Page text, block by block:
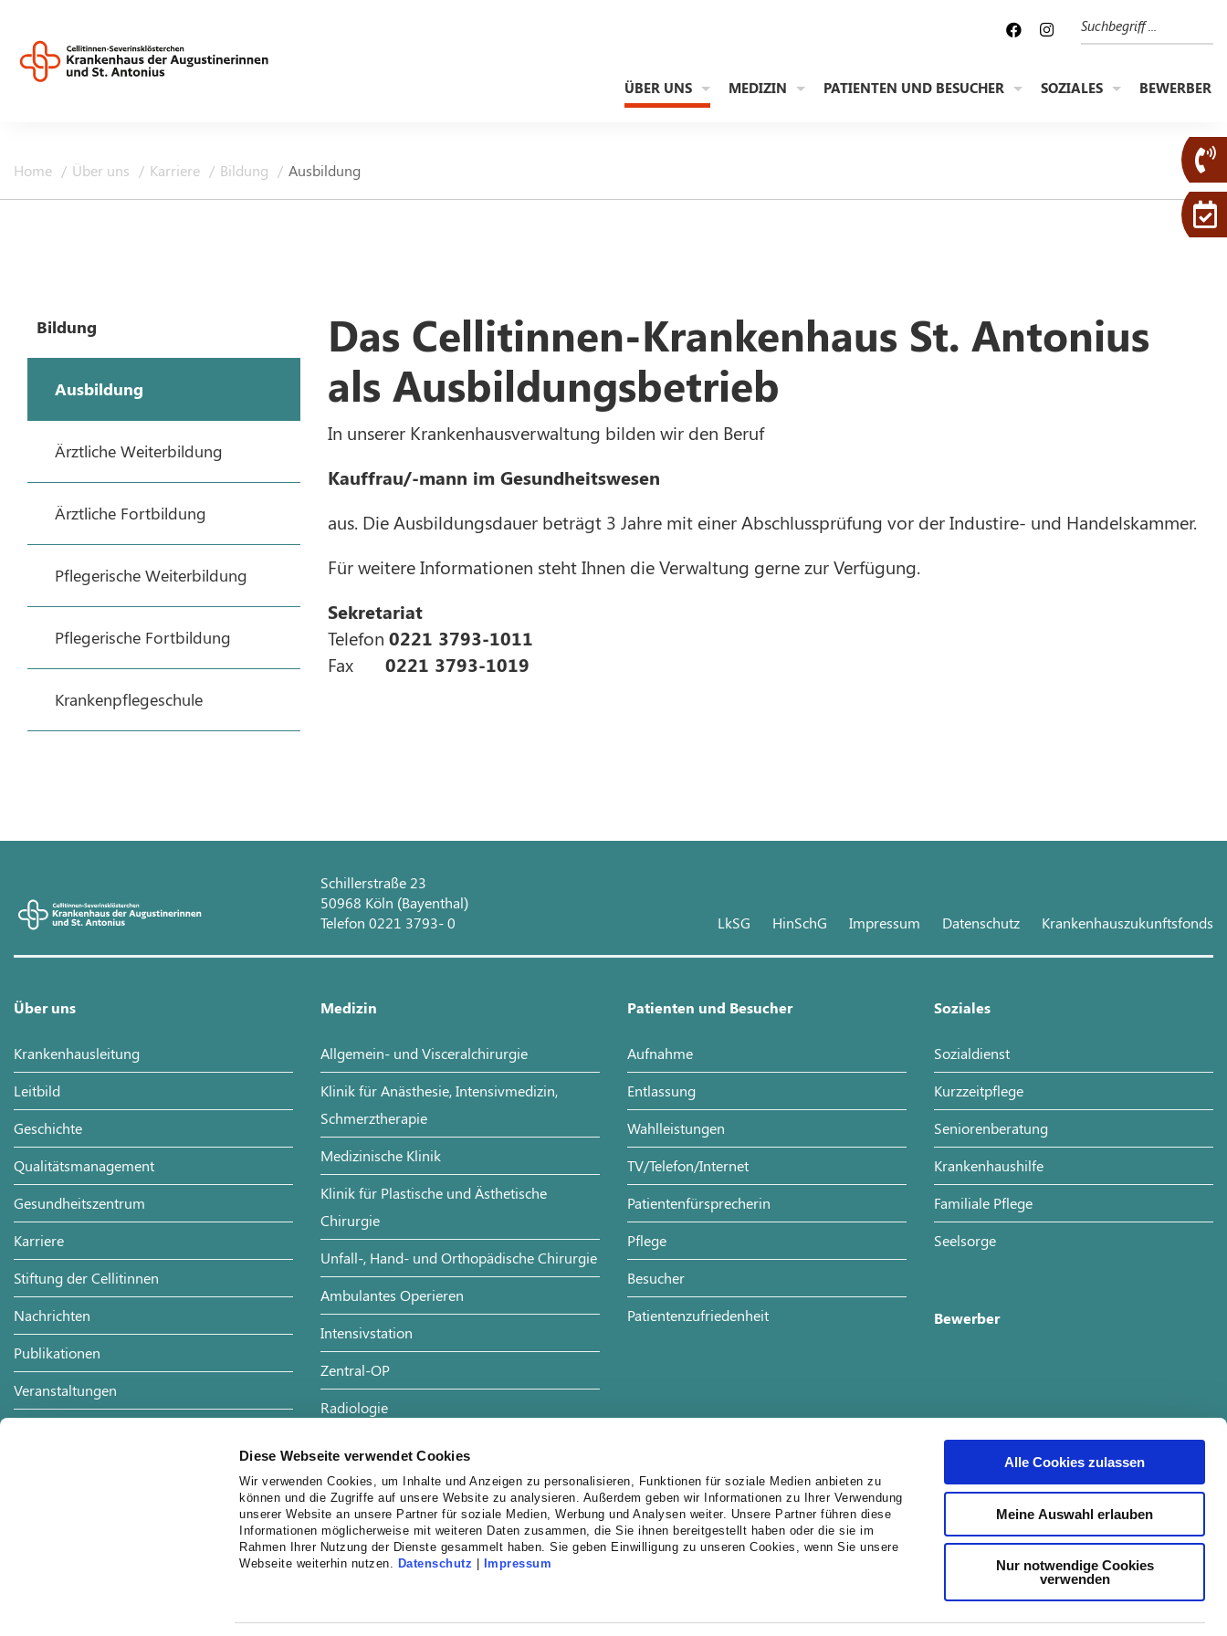
Diese Webseite verwendet Cookies
Wir verwenden Cookies, um Inhalte und Anzeigen zu personalisieren, Funktionen für soziale Medien anbieten zu
können und die Zugriffe auf unsere Website zu analysieren. Außerdem geben wir Informationen zu Ihrer Verwendung
unserer Website an unsere Partner für soziale Medien, Werbung und Analysen weiter. Unsere Partner führen diese
Informationen möglicherweise mit weiteren Daten zusammen, die Sie ihnen bereitgestellt haben oder die sie im
Rahmen Ihrer Nutzung der Dienste gesammelt haben. Sie geben Einwilligung zu unseren Cookies, wenn Sie unsere
Webseite weiterhin nutzen. Datenschutz Impressum
Alle Cookies zulassen
Meine Auswahl erlauben
Nur notwendige Cookies
verwenden
Suche
ÜBER UNS MEDIZIN PATIENTEN UND BESUCHER SOZIALES BEWERBER
Home Über uns Karriere Bildung Ausbildung
Bildung
Ausbildung
Ärztliche Weiterbildung
Ärztliche Fortbildung
Pflegerische Weiterbildung
Pflegerische Fortbildung
Krankenpflegeschule
Das Cellitinnen-Krankenhaus St. Antonius
als Ausbildungsbetrieb
In unserer Krankenhausverwaltung bilden wir den Beruf
Kauffrau/-mann im Gesundheitswesen
aus. Die Ausbildungsdauer beträgt 3 Jahre mit einer Abschlussprüfung vor der Industire- und Handelskammer.
Für weitere Informationen steht Ihnen die Verwaltung gerne zur Verfügung.
Sekretariat
Telefon 0221 3793-1011
Fax 0221 3793-1019
Schillerstraße 23
50968 Köln (Bayenthal)
Telefon 0221 3793- 0
LkSG HinSchG Impressum Datenschutz Krankenhauszukunftsfonds
Über uns
Krankenhausleitung
Leitbild
Geschichte
Qualitätsmanagement
Gesundheitszentrum
Karriere
Stiftung der Cellitinnen
Nachrichten
Publikationen
Veranstaltungen
Medizin
Allgemein- und Visceralchirurgie
Klinik für Anästhesie, Intensivmedizin,
Schmerztherapie
Medizinische Klinik
Klinik für Plastische und Ästhetische
Chirurgie
Unfall-, Hand- und Orthopädische Chirurgie
Ambulantes Operieren
Intensivstation
Zentral-OP
Radiologie
Notaufnahme
Hygiene
Patienten und Besucher
Aufnahme
Entlassung
Wahlleistungen
TV/Telefon/Internet
Patientenfürsprecherin
Pflege
Besucher
Patientenzufriedenheit
Soziales
Sozialdienst
Kurzzeitpflege
Seniorenberatung
Krankenhaushilfe
Familiale Pflege
Seelsorge
Bewerber